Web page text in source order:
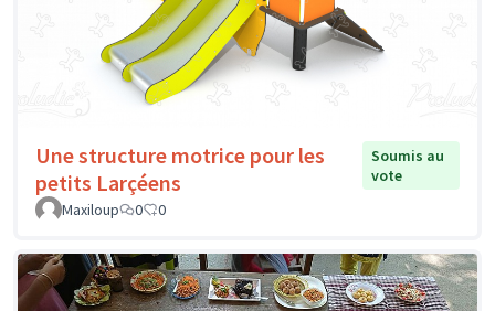
Une structure motrice pour les
petits Larçéens
Soumis au
vote
Maxiloup
0 0